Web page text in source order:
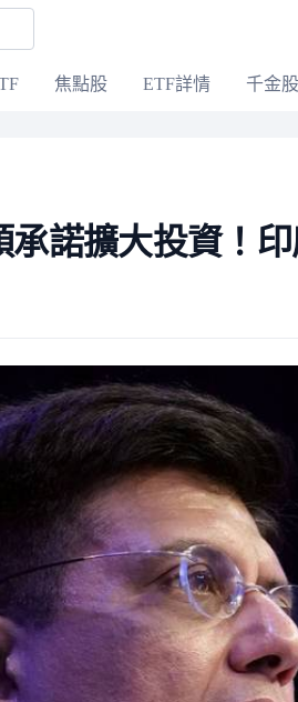
焦點股 ETF詳情 千金
諾擴大投資！